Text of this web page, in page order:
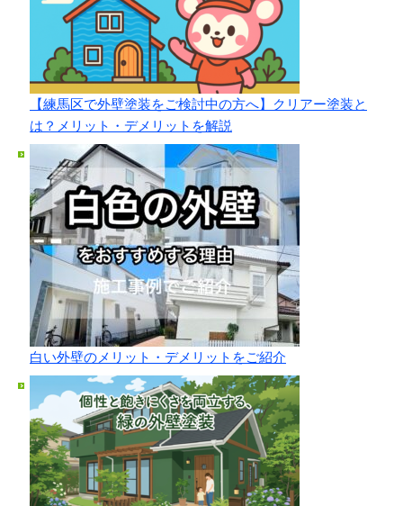
【練馬区で外壁塗装をご検討中の方へ】クリアー塗装と
は？メリット・デメリットを解説
白い外壁のメリット・デメリットをご紹介